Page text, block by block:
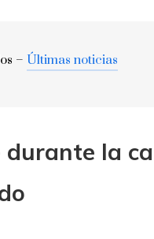
– Últimas noticias
durante la